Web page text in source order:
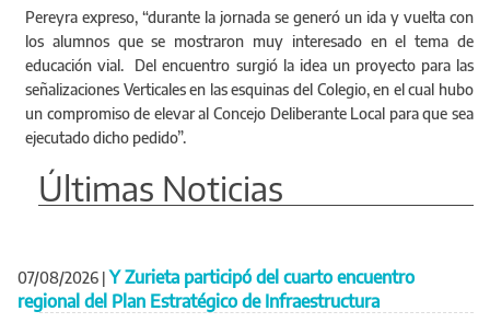
Pereyra expreso, “durante la jornada se generó un ida y vuelta con
los alumnos que se mostraron muy interesado en el tema de
educación vial. Del encuentro surgió la idea un proyecto para las
señalizaciones Verticales en las esquinas del Colegio, en el cual hubo
un compromiso de elevar al Concejo Deliberante Local para que sea
ejecutado dicho pedido”.
Últimas Noticias
07/08/2026 | Y Zurieta participó del cuarto encuentro
regional del Plan Estratégico de Infraestructura